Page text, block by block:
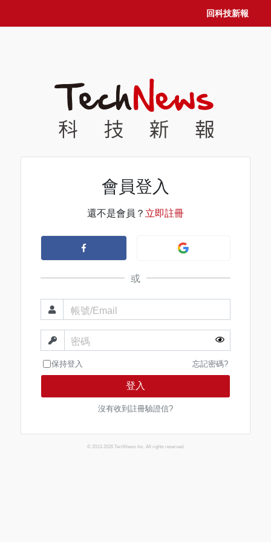
回科技新報
會員登入
還不是會員？ 立即註冊
或
帳號/Email
密碼
保持登入 忘記密碼?
登入
沒有收到註冊驗證信?
© 2013-2026 TechNews Inc. All rights reserved.